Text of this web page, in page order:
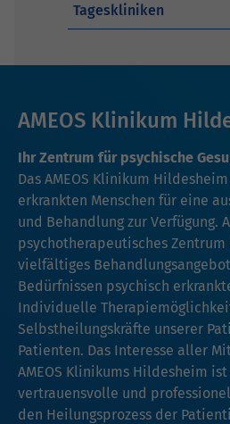
Tageskliniken
AMEOS Klinikum
Ihr Zentrum für psychische
Das AMEOS Klinikum
erkrankten Menschen für eine
und Behandlung zur Verfügung.
psychotherapeutisches
vielfältiges
Bedürfnissen psychisch
Individuelle
Selbstheilungskräfte unserer
Patienten. Das Interesse aller
AMEOS Klinikums Hildesheim
vertrauensvolle und
den Heilungsprozess der